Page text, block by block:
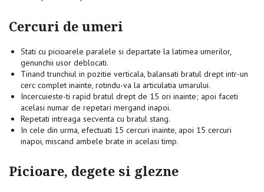
Cercuri de umeri
Stati cu picioarele paralele si departate la latimea umerilor,
genunchii usor deblocati.
Tinand trunchiul in pozitie verticala, balansati bratul drept intr-un
cerc complet inainte, rotindu-va la articulatia umarului.
Incercuieste-ti rapid bratul drept de 15 ori inainte; apoi faceti
acelasi numar de repetari mergand inapoi.
Repetati intreaga secventa cu bratul stang.
In cele din urma, efectuati 15 cercuri inainte, apoi 15 cercuri
inapoi, miscand ambele brate in acelasi timp.
Picioare, degete si glezne